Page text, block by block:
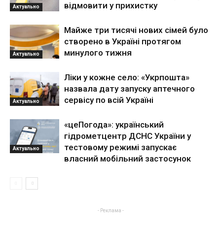
Актуально
відмовити у прихистку
Актуально
Майже три тисячі нових сімей було
створено в Україні протягом
минулого тижня
Актуально
Ліки у кожне село: «Укрпошта»
назвала дату запуску аптечного
сервісу по всій Україні
Актуально
«цеПогода»: український
гідрометцентр ДСНС України у
тестовому режимі запускає
власний мобільний застосунок
- Реклама -